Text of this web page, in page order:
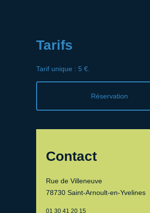
Tarifs
Tarif unique : 5 €.
Réservation
Contact
Rue de Villeneuve
78730 Saint-Arnoult-en-Yvelines
01 30 41 20 15